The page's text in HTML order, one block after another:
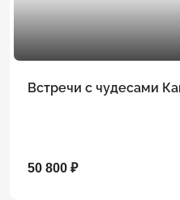
Встречи с чудесами
50 800 ₽